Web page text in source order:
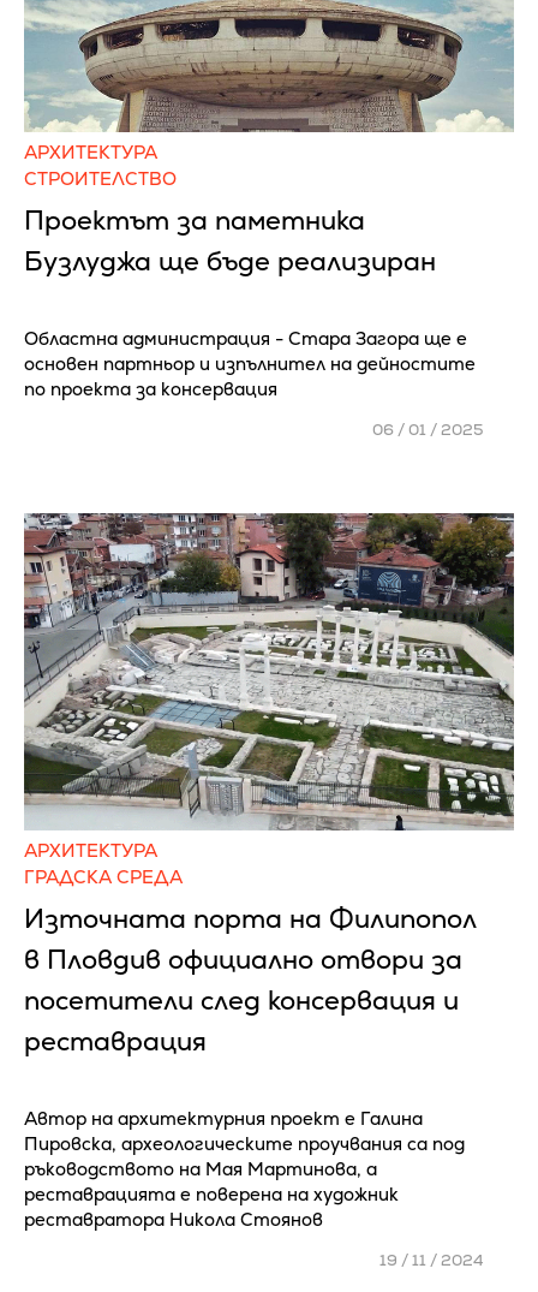
АРХИТЕКТУРА
СТРОИТЕЛСТВО
Проектът за паметника
Бузлуджа ще бъде реализиран
Областна администрация - Стара Загора ще е
основен партньор и изпълнител на дейностите
по проекта за консервация
06 / 01 / 2025
АРХИТЕКТУРА
ГРАДСКА СРЕДА
Източната порта на Филипопол
в Пловдив официално отвори за
посетители след консервация и
реставрация
Автор на архитектурния проект е Галина
Пировска, археологическите проучвания са под
ръководството на Мая Мартинова, а
реставрацията е поверена на художник
реставратора Никола Стоянов
19 / 11 / 2024